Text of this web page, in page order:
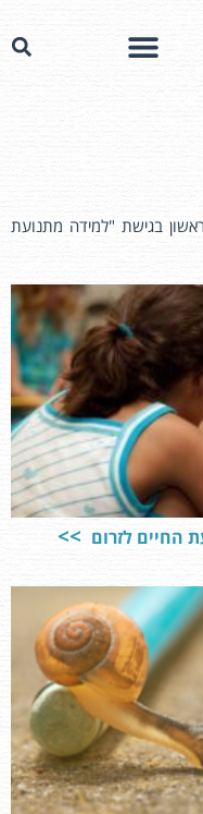
בגישת "למידה מתנועת
החיים לזרום